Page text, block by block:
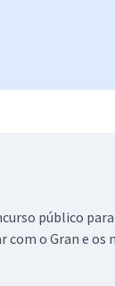
público
com o Gran e